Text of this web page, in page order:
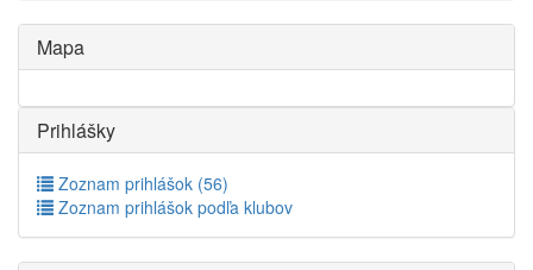
Mapa
Prihlášky
Zoznam prihlášok (56)
Zoznam prihlášok podľa klubov